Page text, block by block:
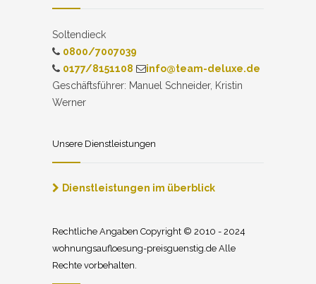
Soltendieck
0800/7007039
0177/8151108
info@team-deluxe.de
Geschäftsführer: Manuel Schneider, Kristin
Werner
Unsere Dienstleistungen
Dienstleistungen im überblick
Rechtliche Angaben Copyright © 2010 - 2024
wohnungsaufloesung-preisguenstig.de Alle
Rechte vorbehalten.